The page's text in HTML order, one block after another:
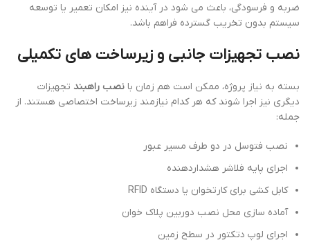
ضربه و فرسودگی، باعث می شود در آینده نیز امکان تعمیر یا توسعه
سیستم بدون تخریب گسترده فراهم باشد.
نصب تجهیزات جانبی و زیرساخت های تکمیلی
بسته به نیاز پروژه، ممکن است هم زمان با نصب راهبند تجهیزات
دیگری نیز اجرا شوند که هر کدام نیازمند زیرساخت اختصاصی هستند. از
جمله:
نصب فتوسل در دو طرف مسیر عبور
اجرای پایه فلاشر هشداردهنده
کابل کشی برای کارتخوان یا دستگاه RFID
آماده سازی محل نصب دوربین پلاک خوان
اجرای لوپ دتکتور در سطح زمین